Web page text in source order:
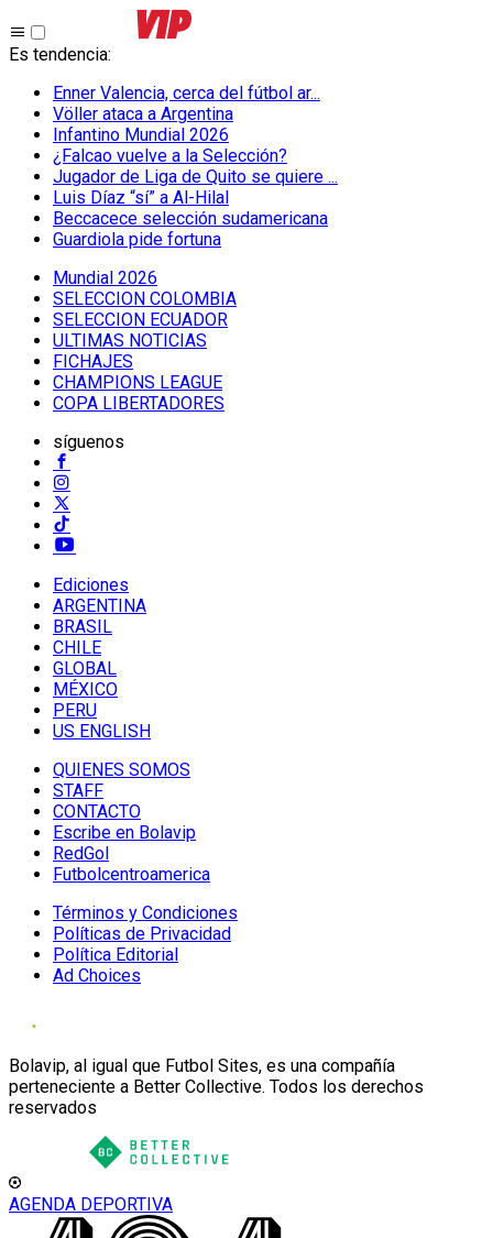
Es tendencia:
Enner Valencia, cerca del fútbol ar...
Völler ataca a Argentina
Infantino Mundial 2026
¿Falcao vuelve a la Selección?
Jugador de Liga de Quito se quiere ...
Luis Díaz “sí” a Al-Hilal
Beccacece selección sudamericana
Guardiola pide fortuna
Mundial 2026
SELECCION COLOMBIA
SELECCION ECUADOR
ULTIMAS NOTICIAS
FICHAJES
CHAMPIONS LEAGUE
COPA LIBERTADORES
síguenos
Ediciones
ARGENTINA
BRASIL
CHILE
GLOBAL
MÉXICO
PERU
US ENGLISH
QUIENES SOMOS
STAFF
CONTACTO
Escribe en Bolavip
RedGol
Futbolcentroamerica
Términos y Condiciones
Políticas de Privacidad
Política Editorial
Ad Choices
Bolavip, al igual que Futbol Sites, es una compañía
perteneciente a Better Collective. Todos los derechos
reservados
AGENDA DEPORTIVA